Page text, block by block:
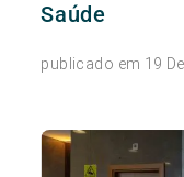
Saúde
publicado em 19